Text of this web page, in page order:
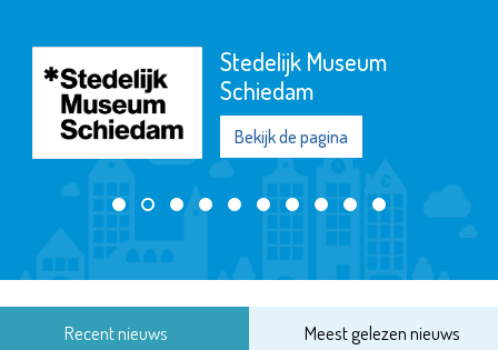
De Witte
Garantiemakelaars
Bekijk de pagina